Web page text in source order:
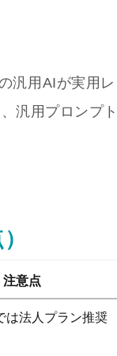
汎用AIが実用レ
汎用プロンプ
注意点
は法人プラン推奨